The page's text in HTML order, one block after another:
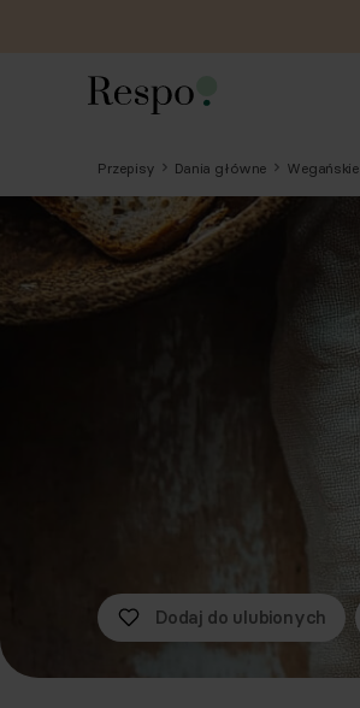
Przepisy Dania główne Wegańskie
Dodaj do ulubionych